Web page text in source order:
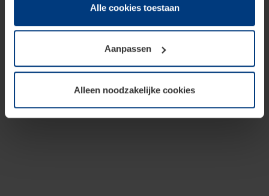
Juridisch zijn wij gerechtigd om cookies op uw computer
onze pagina's absoluut noodzakelijk is. Voor alle andere
soorten cookies is uw toestemming vereist. Uw
toestemming kunt u op elk moment bij de uitleg van de
wijzigen of herroepen.
Alle cookies toestaan
Aanpassen
Alleen noodzakelijke cookies